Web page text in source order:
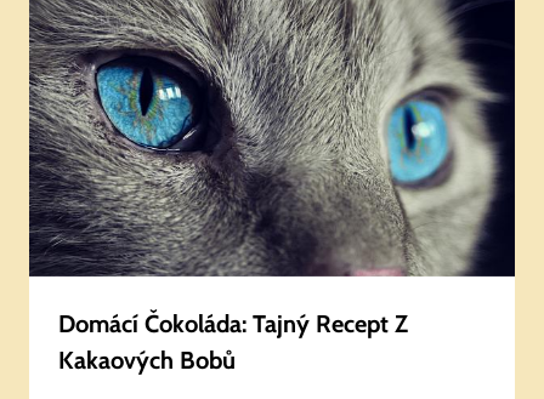
Domácí Čokoláda: Tajný Recept Z
Kakaových Bobů